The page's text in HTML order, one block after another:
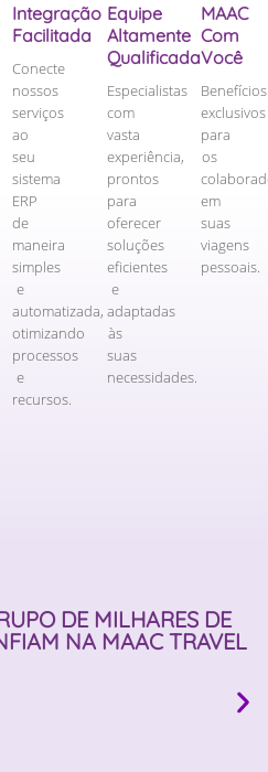
Integração
Facilitada
Conecte
nossos
serviços
ao
seu
sistema
ERP
de
maneira
simples
e
automatizada,
otimizando
processos
e
recursos.
Equipe
Altamente
Qualificada
Especialistas
com
vasta
experiência,
prontos
para
oferecer
soluções
eficientes
e
adaptadas
às
suas
necessidades.
MAAC
Com
Você
Benefícios
exclusivos
para
os
em
suas
viagens
pessoais.
DE MILHARES DE
NA MAAC TRAVEL